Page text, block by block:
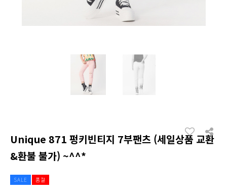
Unique 871 펑키빈티지 7부팬츠 (세일상품 교환
&환불 불가) ~^^*
SALE 품절